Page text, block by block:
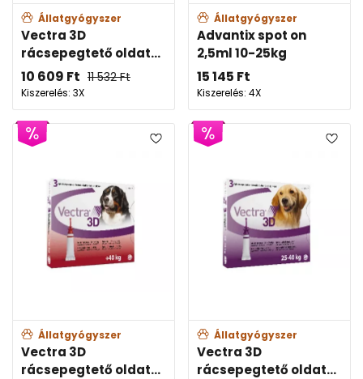
Állatgyógyszer
Vectra 3D
rácsepegtető oldat...
10 609 Ft 11 532Ft
Kiszerelés: 3X
Állatgyógyszer
Advantix spot on
2,5ml 10-25kg
15 145 Ft
Kiszerelés: 4X
Állatgyógyszer
Vectra 3D
rácsepegtető oldat...
Állatgyógyszer
Vectra 3D
rácsepegtető oldat...